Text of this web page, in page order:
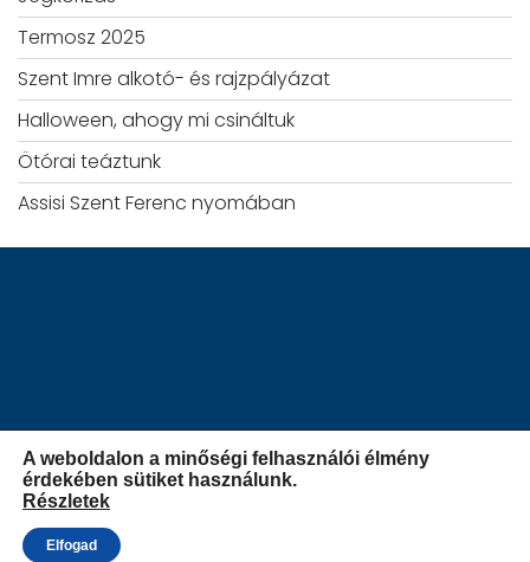
Termosz 2025
Szent Imre alkotó- és rajzpályázat
Halloween, ahogy mi csináltuk
Ötórai teáztunk
Assisi Szent Ferenc nyomában
A weboldalon a minőségi felhasználói élmény
érdekében sütiket használunk.
Részletek
Elfogad